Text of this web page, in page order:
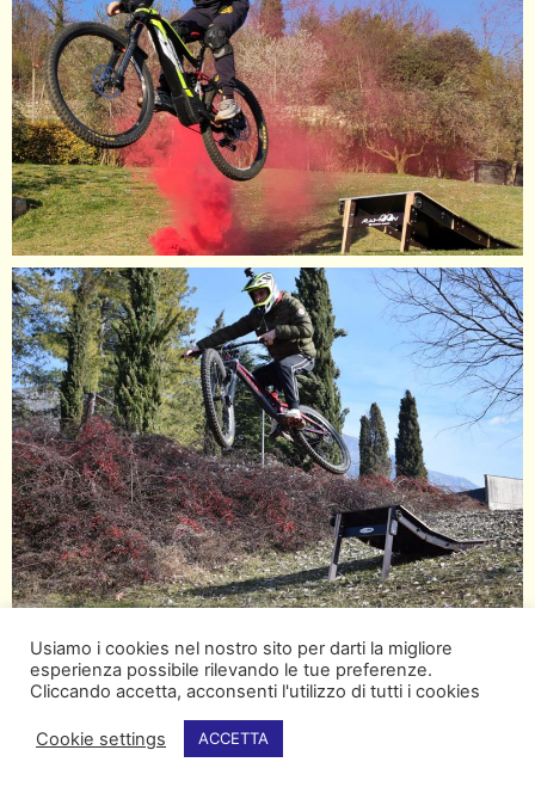
Usiamo i cookies nel nostro sito per darti la migliore
esperienza possibile rilevando le tue preferenze.
Cliccando accetta, acconsenti l'utilizzo di tutti i cookies
Cookie settings ACCETTA